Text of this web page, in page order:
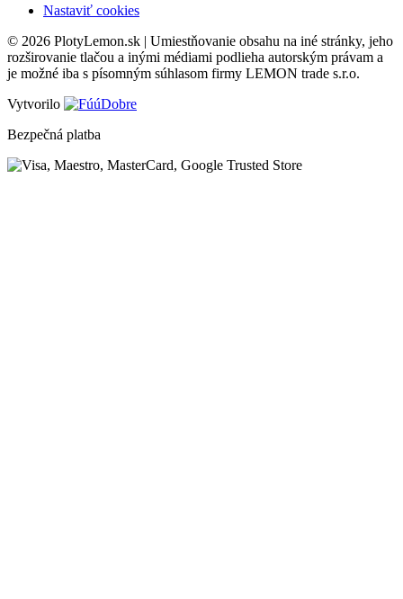
Nastaviť cookies
© 2026 PlotyLemon.sk | Umiestňovanie obsahu na iné stránky, jeho
rozširovanie tlačou a inými médiami podlieha autorským právam a
je možné iba s písomným súhlasom firmy LEMON trade s.r.o.
Vytvorilo
Bezpečná platba